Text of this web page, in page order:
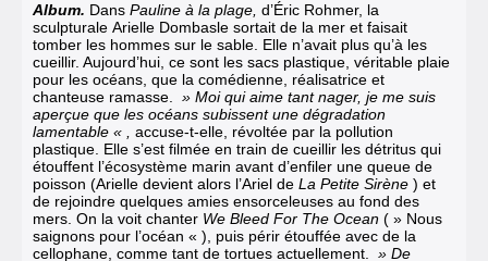
Album. Dans Pauline à la plage, d’Éric Rohmer, la
sculpturale Arielle Dombasle sortait de la mer et faisait
tomber les hommes sur le sable. Elle n’avait plus qu’à les
cueillir. Aujourd’hui, ce sont les sacs plastique, véritable plaie
pour les océans, que la comédienne, réalisatrice et
chanteuse ramasse. » Moi qui aime tant nager, je me suis
aperçue que les océans subissent une dégradation
lamentable « , accuse-t-elle, révoltée par la pollution
plastique. Elle s’est filmée en train de cueillir les détritus qui
étouffent l’écosystème marin avant d’enfiler une queue de
poisson (Arielle devient alors l’Ariel de La Petite Sirène ) et
de rejoindre quelques amies ensorceleuses au fond des
mers. On la voit chanter We Bleed For The Ocean ( » Nous
saignons pour l’océan « ), puis périr étouffée avec de la
cellophane, comme tant de tortues actuellement. » De